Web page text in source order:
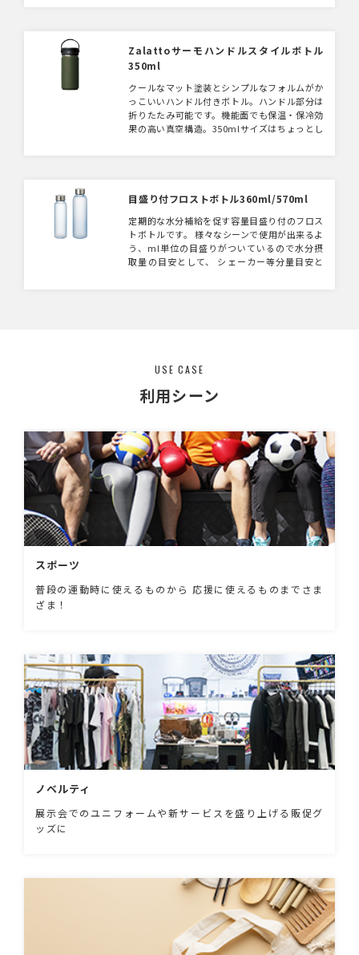
Zalattoサーモハンドルスタイルボトル
350ml
クールなマット塗装とシンプルなフォルムがか
っこいいハンドル付きボトル。ハンドル部分は
折りたたみ可能です。機能面でも保温・保冷効
果の高い真空構造。350mlサイズはちょっとし
目盛り付フロストボトル360ml/570ml
定期的な水分補給を促す容量目盛り付のフロス
トボトルです。 様々なシーンで使用が出来るよ
う、ml単位の目盛りがついているので水分摂
取量の目安として、 シェーカー等分量目安と
USE CASE
利用シーン
スポーツ
普段の運動時に使えるものから 応援に使えるものまでさま
ざま！
ノベルティ
展示会でのユニフォームや新サービスを盛り上げる販促グ
ッズに